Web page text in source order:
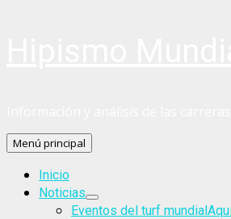
Menú principal
Inicio
Noticias
Eventos del turf mundial